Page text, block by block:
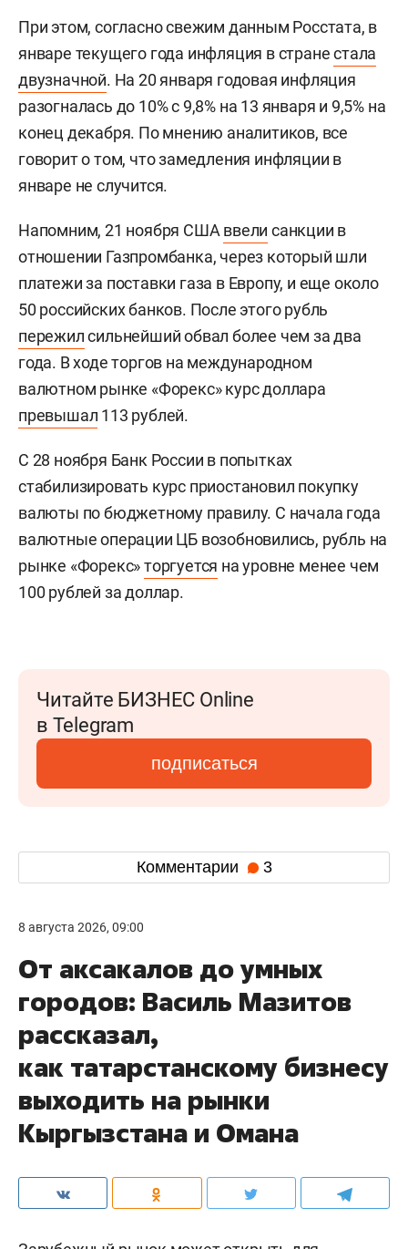
При этом, согласно свежим данным Росстата, в
январе текущего года инфляция в странестала
двузначной. На 20 января годовая инфляция
разогналась до 10% с 9,8% на 13 января и 9,5% на
конец декабря. По мнению аналитиков, все
говорит о том, что замедления инфляции в
январе не случится.
Напомним, 21 ноября США ввели санкции в
отношении Газпромбанка, через который шли
платежи за поставки газа в Европу, и еще около
50 российских банков. После этого рубль
пережилсильнейший обвал более чем за два
года. В ходе торгов на международном
валютном рынке «Форекс» курс доллара
превышал 113 рублей.
С 28 ноября Банк России в попытках
стабилизировать курс приостановил покупку
валюты по бюджетному правилу. С начала года
валютные операции ЦБ возобновились, рубль на
рынке «Форекс»торгуется на уровне менее чем
100 рублей за доллар.
Читайте БИЗНЕС Online
в Telegram
подписаться
Комментарии 3
8 августа 2026, 09:00
От аксакалов до умных
городов: Василь Мазитов
рассказал,
как татарстанскому бизнесу
выходить на рынки
Кыргызстана и Омана